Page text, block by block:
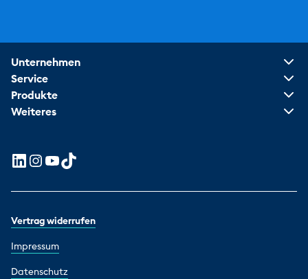
Unternehmen
Service
Produkte
Weiteres
Vertrag widerrufen
Impressum
Datenschutz